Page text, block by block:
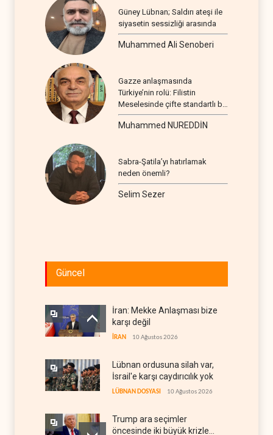
Güney Lübnan; Saldırı ateşi ile
siyasetin sessizliği arasında
Muhammed Ali Senoberi
Gazze anlaşmasında
Türkiye’nin rolü: Filistin
Meselesinde çifte standartlı bir
seyir
Muhammed NUREDDİN
Sabra-Şatila’yı hatırlamak
neden önemli?
Selim Sezer
Güncel
İran: Mekke Anlaşması bize
karşı değil
İRAN 10 Ağustos 2026
Lübnan ordusuna silah var,
İsrail'e karşı caydırıcılık yok
LÜBNAN DOSYASI 10 Ağustos 2026
Trump ara seçimler
öncesinde iki büyük krizle